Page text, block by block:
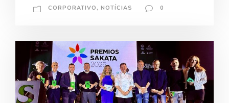
CORPORATIVO , NOTÍCIAS 0